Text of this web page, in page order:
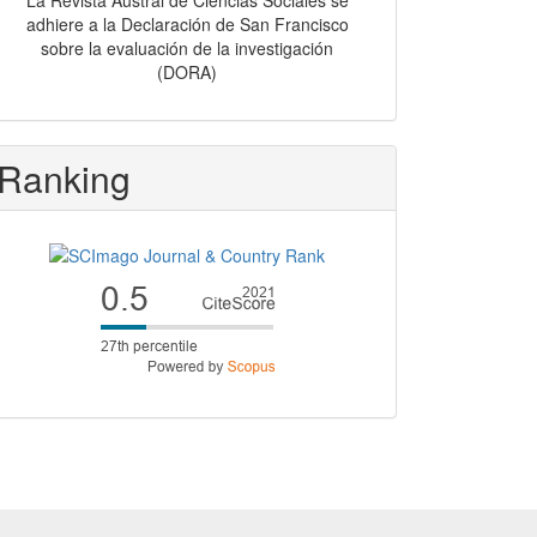
adhiere a la Declaración de San Francisco
sobre la evaluación de la investigación
(DORA)